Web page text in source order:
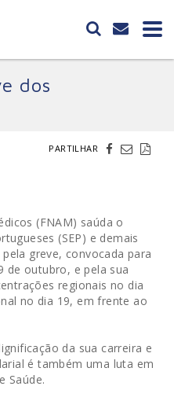
dos
PARTILHAR
(FNAM) saúda o
(SEP) e demais
greve, convocada para
de outubro, e pela sua
regionais no dia
no dia 19, em frente ao
da sua carreira e
é também uma luta em
Saúde.